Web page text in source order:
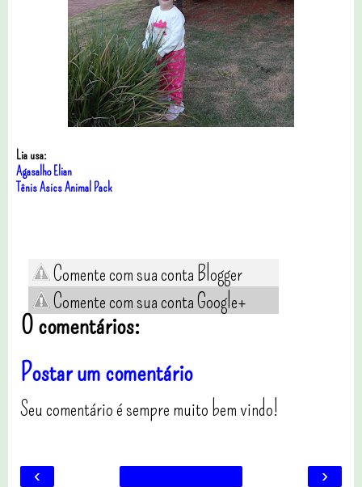
Lia usa:
Agasalho Elian
Tênis Asics Animal Pack
Comente com sua conta Blogger
Comente com sua conta Google+
0 comentários:
Postar um comentário
Seu comentário é sempre muito bem vindo!
‹ ›